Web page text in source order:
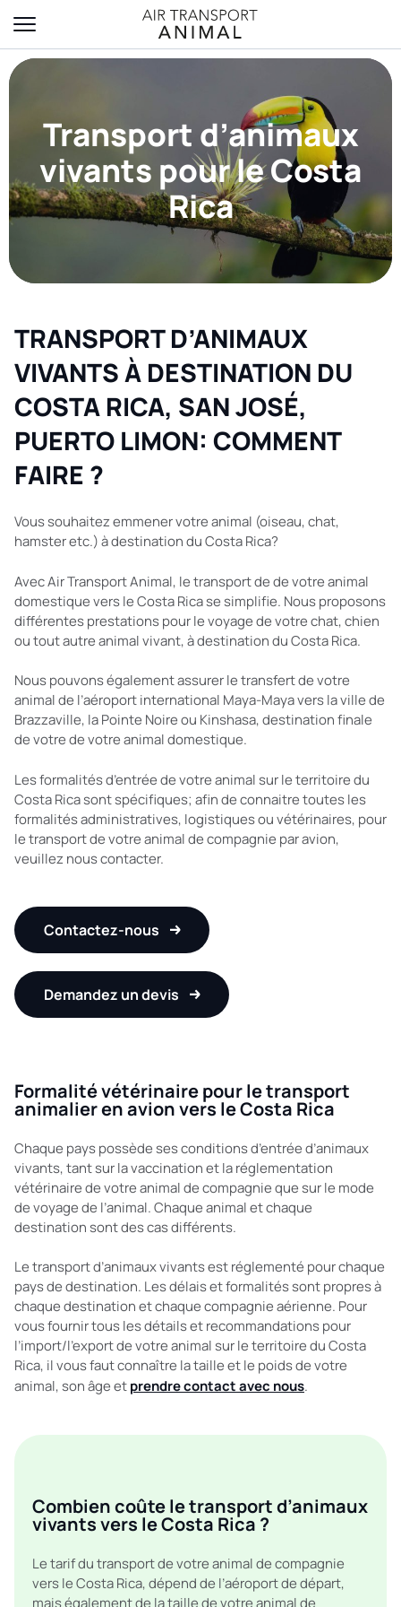
Transport d’animaux
vivants pour le Costa
Rica
TRANSPORT D’ANIMAUX
VIVANTS À DESTINATION DU
COSTA RICA, SAN JOSÉ,
PUERTO LIMON: COMMENT
FAIRE ?
Vous souhaitez emmener votre animal (oiseau, chat,
hamster etc.) à destination du Costa Rica?
Avec Air Transport Animal, le transport de de votre animal
domestique vers le Costa Rica se simplifie. Nous proposons
différentes prestations pour le voyage de votre chat, chien
ou tout autre animal vivant, à destination du Costa Rica.
Nous pouvons également assurer le transfert de votre
animal de l’aéroport international Maya-Maya vers la ville de
Brazzaville, la Pointe Noire ou Kinshasa, destination finale
de votre de votre animal domestique.
Les formalités d’entrée de votre animal sur le territoire du
Costa Rica sont spécifiques; afin de connaitre toutes les
formalités administratives, logistiques ou vétérinaires, pour
le transport de votre animal de compagnie par avion,
veuillez nous contacter.
Contactez-nous
Demandez un devis
Formalité vétérinaire pour le transport
animalier en avion vers le Costa Rica
Chaque pays possède ses conditions d’entrée d’animaux
vivants, tant sur la vaccination et la réglementation
vétérinaire de votre animal de compagnie que sur le mode
de voyage de l’animal. Chaque animal et chaque
destination sont des cas différents.
Le transport d’animaux vivants est réglementé pour chaque
pays de destination. Les délais et formalités sont propres à
chaque destination et chaque compagnie aérienne. Pour
vous fournir tous les détails et recommandations pour
l’import/l’export de votre animal sur le territoire du Costa
Rica, il vous faut connaître la taille et le poids de votre
animal, son âge etprendre contact avec nous.
Combien coûte le transport d’animaux
vivants vers le Costa Rica ?
Le tarif du transport de votre animal de compagnie
vers le Costa Rica, dépend de l’aéroport de départ,
mais également de la taille de votre animal de